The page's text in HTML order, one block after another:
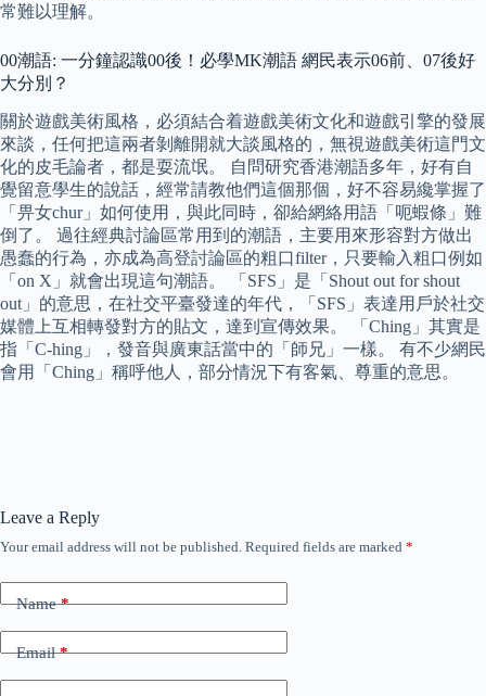
常難以理解。
00潮語: 一分鐘認識00後！必學MK潮語 網民表示06前、07後好
大分別？
關於遊戲美術風格，必須結合着遊戲美術文化和遊戲引擎的發展
來談，任何把這兩者剝離開就大談風格的，無視遊戲美術這門文
化的皮毛論者，都是耍流氓。 自問研究香港潮語多年，好有自
覺留意學生的說話，經常請教他們這個那個，好不容易纔掌握了
「畀女chur」如何使用，與此同時，卻給網絡用語「呃蝦條」難
倒了。 過往經典討論區常用到的潮語，主要用來形容對方做出
愚蠢的行為，亦成為高登討論區的粗口filter，只要輸入粗口例如
「on X」就會出現這句潮語。 「SFS」是「Shout out for shout
out」的意思，在社交平臺發達的年代，「SFS」表達用戶於社交
媒體上互相轉發對方的貼文，達到宣傳效果。 「Ching」其實是
指「C-hing」，發音與廣東話當中的「師兄」一樣。 有不少網民
會用「Ching」稱呼他人，部分情況下有客氣、尊重的意思。
Leave a Reply
Your email address will not be published. Required fields are marked *
Name*
Email*